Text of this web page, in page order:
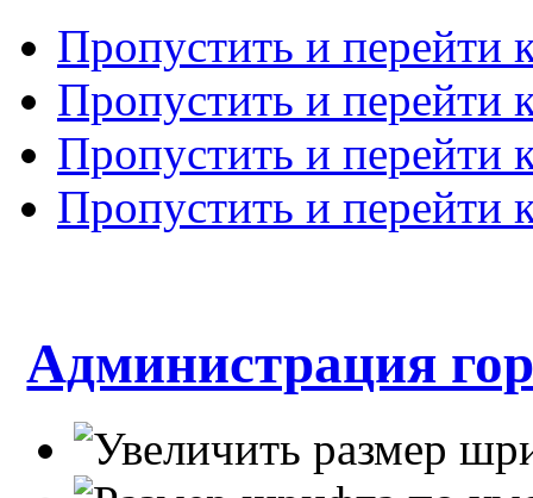
Пропустить и перейти
Пропустить и перейти
Пропустить и перейти
Пропустить и перейти
Администрация